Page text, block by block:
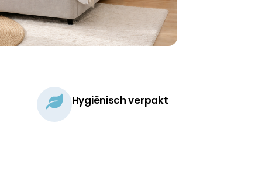
Hygiënisch verpakt​